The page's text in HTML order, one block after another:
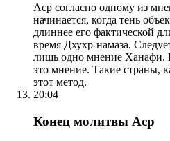
Аср согласно одному из
начинается, когда тень
длиннее его фактической
время Дхухр-намаза.
лишь одно мнение Ханафи.
это мнение. Такие страны,
этот метод.
20:04
Конец молитвы Аср